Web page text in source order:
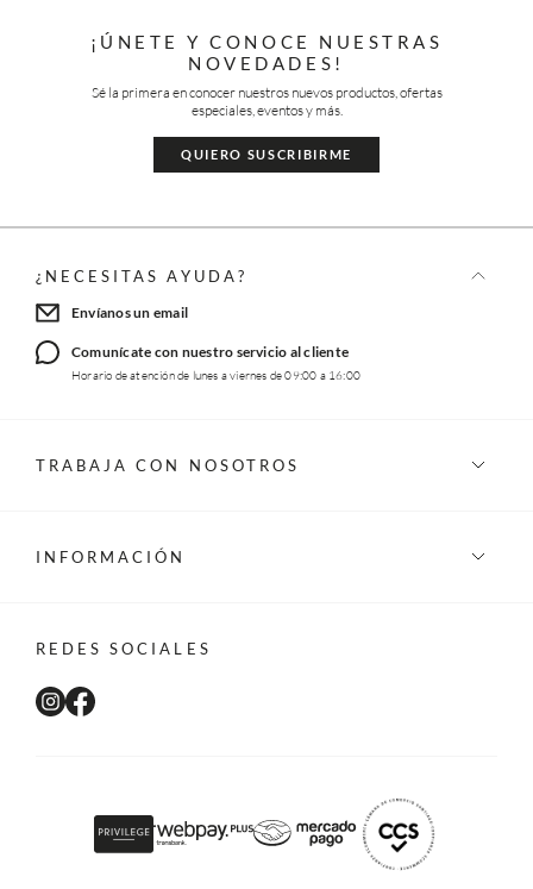
¡ÚNETE Y CONOCE NUESTRAS
NOVEDADES!
Sé la primera en conocer nuestros nuevos productos, ofertas
especiales, eventos y más.
QUIERO SUSCRIBIRME
¿NECESITAS AYUDA?
Envíanos un email
Comunícate con nuestro servicio al cliente
Horario de atención de lunes a viernes de 09:00 a 16:00
TRABAJA CON NOSOTROS
INFORMACIÓN
REDES SOCIALES